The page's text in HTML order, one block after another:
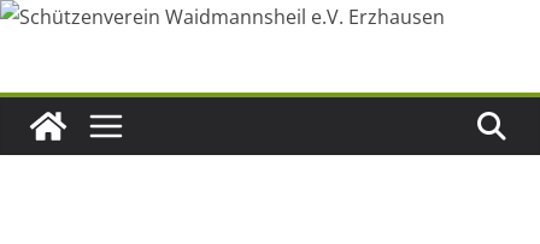
Zum